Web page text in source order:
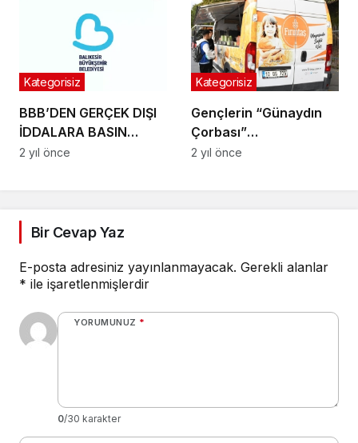
BBB’DEN GERÇEK DIŞI
İDDALARA BASIN
AÇIKLAMASI
Kategorisiz
2 yıl önce
Gençlerin “Günaydın
Çorbası”
Büyükşehir’den
Kategorisiz
2 yıl önce
Bir Cevap Yaz
E-posta adresiniz yayınlanmayacak. Gerekli alanlar
* ile işaretlenmişlerdir
YORUMUNUZ *
0/30 karakter